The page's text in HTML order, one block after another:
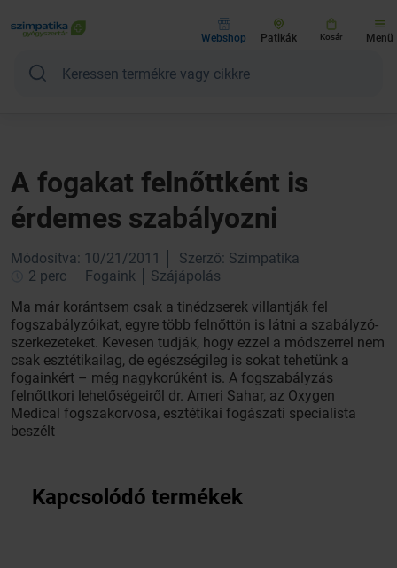
Webshop Patikák Kosár Menü
A fogakat felnőttként is
érdemes szabályozni
Módosítva: 10/21/2011
Szerző: Szimpatika
2 perc
Fogaink
Szájápolás
Ma már korántsem csak a tinédzserek villantják fel
fogszabályzóikat, egyre több felnőttön is látni a szabályzó-
szerkezeteket. Kevesen tudják, hogy ezzel a módszerrel nem
csak esztétikailag, de egészségileg is sokat tehetünk a
fogainkért – még nagykorúként is. A fogszabályzás
felnőttkori lehetőségeiről dr. Ameri Sahar, az Oxygen
Medical fogszakorvosa, esztétikai fogászati specialista
beszélt
Kapcsolódó termékek